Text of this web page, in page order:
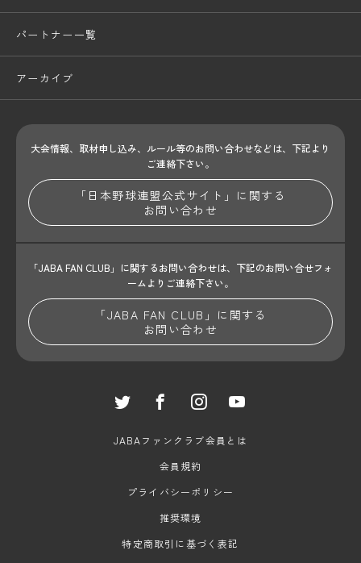
パートナー一覧
アーカイブ
大会情報、取材申し込み、ルール等のお問い合わせなどは、下記より
ご連絡下さい。
「日本野球連盟公式サイト」に関する
お問い合わせ
「JABA FAN CLUB」に関するお問い合わせは、 下記のお問い合せフォ
ームよりご連絡下さい。
「JABA FAN CLUB」に関する
お問い合わせ
JABAファンクラブ会員とは
会員規約
プライバシーポリシー
推奨環境
特定商取引に基づく表記